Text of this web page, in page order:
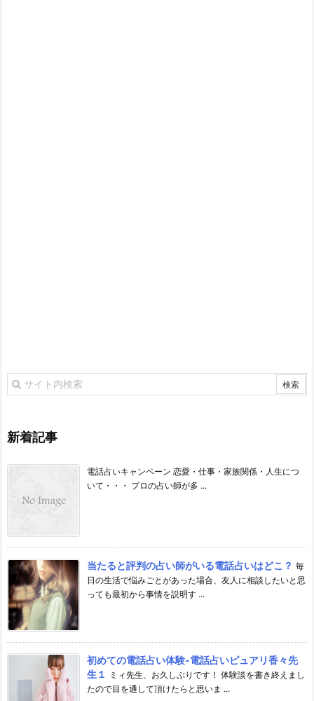
新着記事
電話占いキャンペーン 恋愛・仕事・家族関係・人生につ
いて・・・ プロの占い師が多 ...
当たると評判の占い師がいる電話占いはどこ？ 毎
日の生活で悩みごとがあった場合、友人に相談したいと思
っても最初から事情を説明す ...
初めての電話占い体験-電話占いピュアリ香々先
生１
ミィ先生、お久しぶりです！ 体験談を書き終えまし
たので目を通して頂けたらと思いま ...